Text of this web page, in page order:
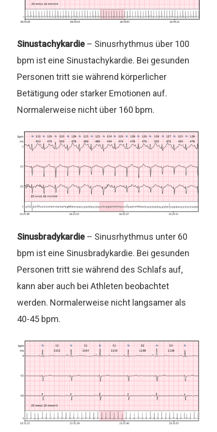
Sinustachykardie – Sinusrhythmus über 100
bpm ist eine Sinustachykardie. Bei gesunden
Personen tritt sie während körperlicher
Betätigung oder starker Emotionen auf.
Normalerweise nicht über 160 bpm.
Sinusbradykardie – Sinusrhythmus unter 60
bpm ist eine Sinusbradykardie. Bei gesunden
Personen tritt sie während des Schlafs auf,
kann aber auch bei Athleten beobachtet
werden. Normalerweise nicht langsamer als
40-45 bpm.